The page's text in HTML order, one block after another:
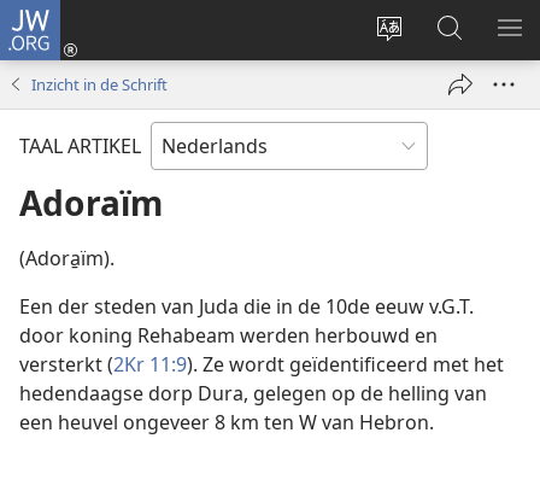
JW.ORG
Taal
wijzigen
Inloggen
(opent
Zoeken
op
JW.ORG
Inzicht in de Schrift
TAAL ARTIKEL
Adoraïm
(Adora̱ïm).
Een der steden van Juda die in de 10de eeuw v.G.T.
door koning Rehabeam werden herbouwd en
versterkt (2Kr 11:9). Ze wordt geïdentificeerd met het
hedendaagse dorp Dura, gelegen op de helling van
een heuvel ongeveer 8 km ten W van Hebron.